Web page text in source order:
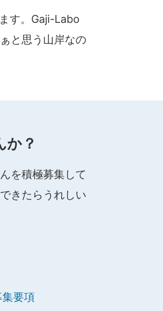
す。Gaji-Labo
と思う山岸なの
か？
を積極募集して
きたらうれしい
要項